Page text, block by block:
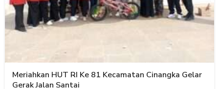
Meriahkan HUT RI Ke 81 Kecamatan Cinangka Gelar
Gerak Jalan Santai